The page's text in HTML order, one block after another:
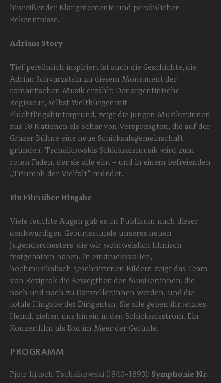
hinreißender Klangmomente und persönlicher
Bekenntnisse.
Adrians Story
Tief persönlich inspiriert ist auch die Geschichte, die
Adrian Schvarzstein zu diesem Monument der
romantischen Musik erzählt: Der argentinische
Regisseur, selbst Weltbürger mit
Flüchtlingshintergrund, zeigt die jungen Musiker:innen
aus 18 Nationen als Schar von Versprengten, die auf der
Grazer Bühne eine neue Schicksalsgemeinschaft
gründen. Tschaikowskis Schicksalsmusik wird zum
roten Faden, der sie alle eint – und in einem befreienden
„Triumph der Vielfalt“ mündet.
Ein Film über Hingabe
Viele feuchte Augen gab es im Publikum nach dieser
denkwürdigen Geburtsstunde unseres neuen
Jugendorchesters, die wir wohlweislich filmisch
festgehalten haben. In eindrucksvollen,
hochmusikalisch geschnittenen Bildern zeigt das Team
von Reziprok die Bewegtheit der Musiker:innen, die
nach und nach zu Darsteller:innen werden, und die
totale Hingabe des Dirigenten. Sie alle geben ihr letztes
Hemd, ziehen uns hinein in den Schicksalsstrom. Ein
Konzertfilm als Bad im Meer der Gefühle.
PROGRAMM
Pjotr Iljitsch Tschaikowski (1840–1893): Symphonie Nr.